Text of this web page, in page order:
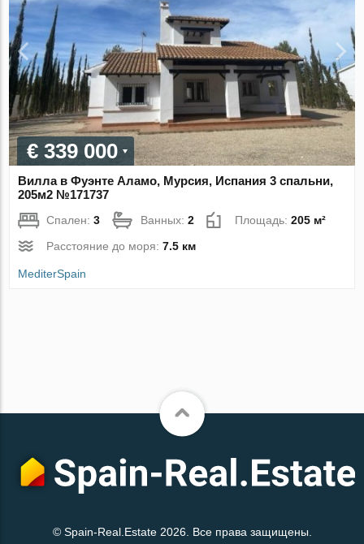
€ 339 000
Вилла в Фуэнте Аламо, Мурсия, Испания 3 спальни,
205м2 №171737
Спален:3 Ванных:2 Площадь:205 м²
Расстояние до моря:7.5 км
MediterSpain
© Spain-Real.Estate 2026. Все права защищены.